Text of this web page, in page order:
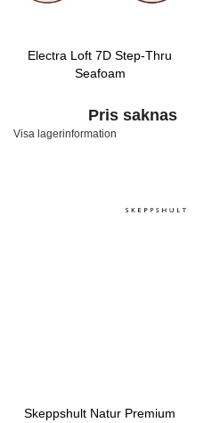
Electra Loft 7D Step-Thru
Seafoam
Pris saknas
Visa lagerinformation
Skeppshult Natur Premium